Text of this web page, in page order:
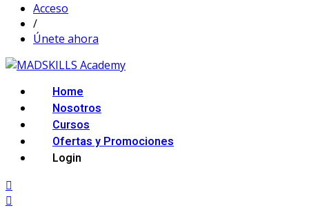
Acceso
/
Únete ahora
Home
Nosotros
Cursos
Ofertas y Promociones
Login